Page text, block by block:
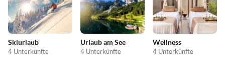
Skiurlaub
4 Unterkünfte
Urlaub am See
4 Unterkünfte
Wellness
4 Unterkünfte